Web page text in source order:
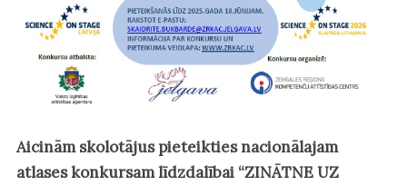
Aicinām skolotājus pieteikties nacionālajam
atlases konkursam līdzdalībai “ZINĀTNE UZ